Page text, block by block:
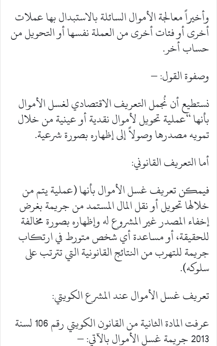
وأخيراً معالجة الأموال السائلة بالاستبدال بها عملات
أخرى أو فئات أخرى من العملة نفسها أو التحويل من
حساب أخر.
وصفوة القول: –
نستطيع أن نُجمل التعريف الاقتصادي لغسل الأموال
بأنها “عملية تحويل لأموال نقدية أو عينية من خلال
تمويه مصدرها وصولاً إلى إظهاره بصورة شرعية.
أما التعريف القانوني:
فيمكن تعريف غسل الأموال بأنها (عملية يتم من
خلالها تحويل أو نقل المال المستمد من جريمة بغرض
إخفاء المصدر غير المشروع له وإظهاره بصورة مخالفة
للحقيقة، أو مساعدة أي شخص متورط في ارتكاب
جريمة للتهرب من النتائج القانونية التي تترتب على
سلوكه).
تعريف غسل الأموال عند المشرع الكويتي:
عرفت المادة الثانية من القانون الكويتي رقم 106 لسنة
2013 جريمة غسل الأموال بالآتي: –